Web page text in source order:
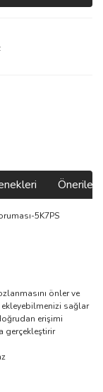
5K7PS
önler ve
ekleyebilmenizi sağlar
erişimi
gerçekleştirir